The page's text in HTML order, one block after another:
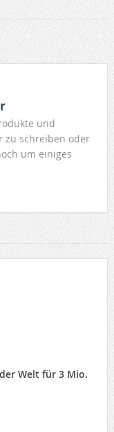
und
zu schreiben oder
um einiges
Welt für 3 Mio.